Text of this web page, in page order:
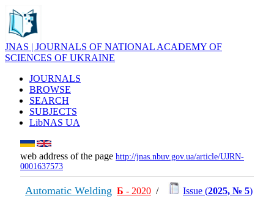
JNAS | JOURNALS OF NATIONAL ACADEMY OF
SCIENCES OF UKRAINE
JOURNALS
BROWSE
SEARCH
SUBJECTS
LibNAS UA
web address of the page http://jnas.nbuv.gov.ua/article/UJRN-
0001637573
Automatic Welding Б - 2020 / Issue (2025, № 5)